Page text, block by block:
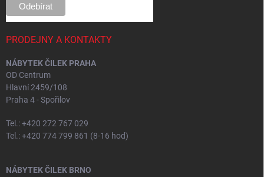
PRODEJNY A KONTAKTY
NÁBYTEK ČILEK PRAHA
OD Centrum
Hlavní 2459/108
Praha 4 - Spořilov
Tel.: +420 272 767 029
Tel.: +420 774 799 861 (8-16 hod)
NÁBYTEK ČILEK BRNO